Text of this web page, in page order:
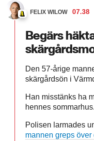
FELIX WILOW 07.38
Begärs
Den 57-årige
skärgårdsön i
Han misstänks ha
hennes sommarhus.
Polisen larmades
mannen greps